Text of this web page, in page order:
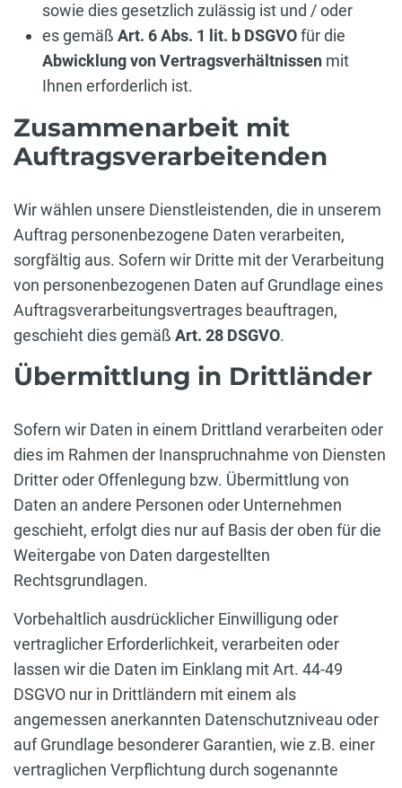
sowie dies gesetzlich zulässig ist und / oder
es gemäß Art. 6 Abs. 1 lit. b DSGVOfür die
Abwicklung von Vertragsverhältnissen mit
Ihnen erforderlich ist.
Zusammenarbeit mit
Auftragsverarbeitenden
Wir wählen unsere Dienstleistenden, die in unserem
Auftrag personenbezogene Daten verarbeiten,
sorgfältig aus. Sofern wir Dritte mit der Verarbeitung
von personenbezogenen Daten auf Grundlage eines
Auftragsverarbeitungsvertrages beauftragen,
geschieht dies gemäß Art. 28 DSGVO.
Übermittlung in Drittländer
Sofern wir Daten in einem Drittland verarbeiten oder
dies im Rahmen der Inanspruchnahme von Diensten
Dritter oder Offenlegung bzw. Übermittlung von
Daten an andere Personen oder Unternehmen
geschieht, erfolgt dies nur auf Basis der oben für die
Weitergabe von Daten dargestellten
Rechtsgrundlagen.
Vorbehaltlich ausdrücklicher Einwilligung oder
vertraglicher Erforderlichkeit, verarbeiten oder
lassen wir die Daten im Einklang mit Art. 44-49
DSGVO nur in Drittländern mit einem als
angemessen anerkannten Datenschutzniveau oder
auf Grundlage besonderer Garantien, wie z.B. einer
vertraglichen Verpflichtung durch sogenannte